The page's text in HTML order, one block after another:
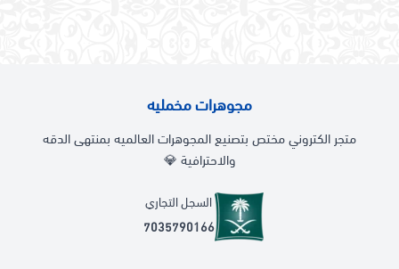
مجوهرات مخمليه
متجر الكتروني مختص بتصنيع المجوهرات العالميه بمنتهى الدقه
والاحترافية 💎
السجل التجاري
7035790166